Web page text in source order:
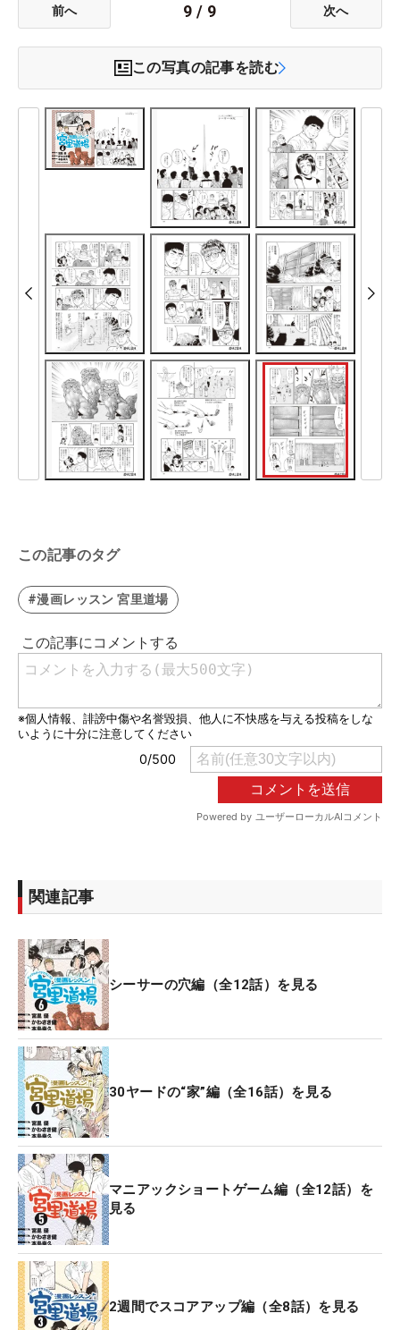
前へ 9 / 9 次へ
この写真の記事を読む
この記事のタグ
#漫画レッスン 宮里道場
関連記事
シーサーの穴編（全12話）を見る
30ヤードの“家”編（全16話）を見る
マニアックショートゲーム編（全12話）を
見る
2週間でスコアアップ編（全8話）を見る